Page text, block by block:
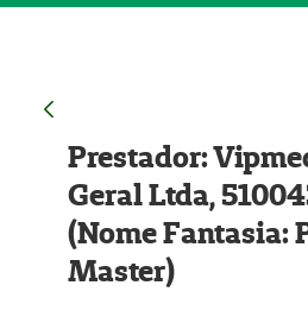
Prestador:
Geral Ltda,
(Nome Fantasia:
Master)